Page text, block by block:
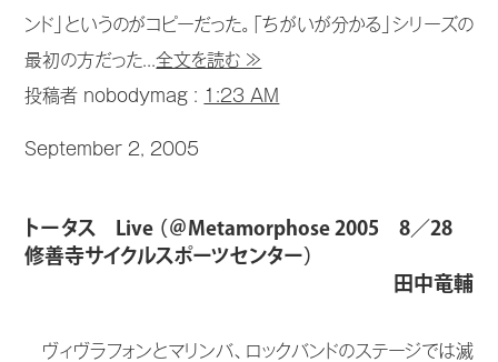
ンド」というのがコピーだった。「ちがいが分かる」シリーズの
最初の方だった...全文を読む ≫
投稿者 nobodymag : 1:23 AM
September 2, 2005
トータス Live （＠Metamorphose 2005 8／28
修善寺サイクルスポーツセンター）
田中竜輔
ヴィヴラフォンとマリンバ、ロックバンドのステージでは滅